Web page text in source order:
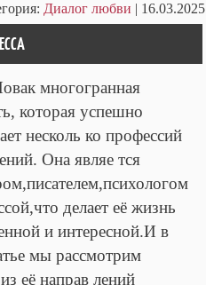
Диалог любви | 16.03.2025
многогранная
которая успешно
несколь ко профессий
Она являе тся
делает её жизнь
и интересной.И в
мы рассмотрим
её направ лений